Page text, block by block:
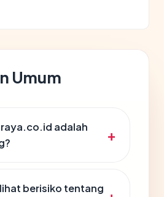
Umum
adalah
berisiko tentang